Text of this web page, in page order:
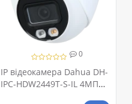
0
IP відеокамера Dahua DH-
IPC-HDW2449T-S-IL 4МП